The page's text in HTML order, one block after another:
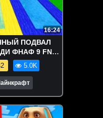
16:24
ПОДВАЛ
ФНАФ 9 FNAF
5.0K